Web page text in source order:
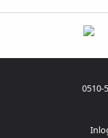
0510-